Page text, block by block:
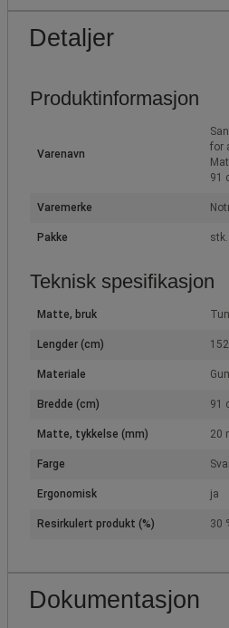
Detaljer
Produktinformasjon
Varenavn
for
91
Varemerke
Pakke stk.
Teknisk spesifikasjon
Matte, bruk
Lengder (cm)
Materiale
Bredde (cm) 91
Matte, tykkelse (mm) 20
Farge
Ergonomisk ja
Resirkulert produkt (%) 30
Dokumentasjon